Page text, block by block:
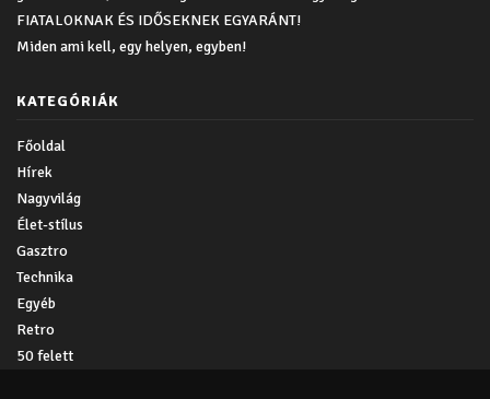
FIATALOKNAK ÉS IDŐSEKNEK EGYARÁNT!
Miden ami kell, egy helyen, egyben!
KATEGÓRIÁK
Főoldal
Hírek
Nagyvilág
Élet-stílus
Gasztro
Technika
Egyéb
Retro
50 felett